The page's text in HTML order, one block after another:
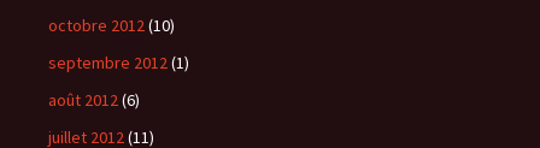
octobre 2012(10)
septembre 2012(1)
août 2012(6)
juillet 2012(11)